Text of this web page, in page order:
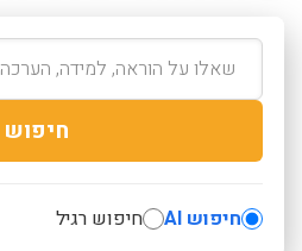
חיפוש
חיפוש AI חיפוש רגיל